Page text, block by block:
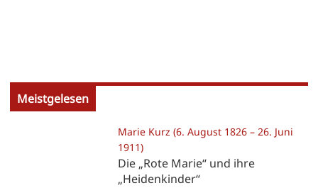
Meistgelesen
Marie Kurz (6. August 1826 – 26. Juni
1911)
Die „Rote Marie“ und ihre
„Heidenkinder“